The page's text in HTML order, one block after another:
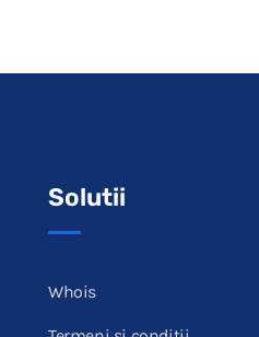
Solutii
Whois